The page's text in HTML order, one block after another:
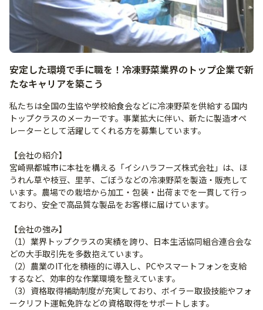
安定した環境で手に職を！冷凍野菜業界のトップ企業で新
たなキャリアを築こう
私たちは全国の生協や学校給食会などに冷凍野菜を供給する国内
トップクラスのメーカーです。事業拡大に伴い、新たに製造オペ
レーターとして活躍してくれる方を募集しています。
【会社の紹介】
宮崎県都城市に本社を構える「イシハラフーズ株式会社」は、ほ
うれん草や枝豆、里芋、ごぼうなどの冷凍野菜を製造・販売して
います。農場での栽培から加工・包装・出荷までを一貫して行っ
ており、安全で高品質な製品をお客様に届けています。
【会社の強み】
（1）業界トップクラスの実績を誇り、日本生活協同組合連合会な
どの大手取引先を多数抱えています。
（2）農業のIT化を積極的に導入し、PCやスマートフォンを支給
するなど、効率的な作業環境を整えています。
（3）資格取得補助制度が充実しており、ボイラー取扱技能やフォ
ークリフト運転免許などの資格取得をサポートします。